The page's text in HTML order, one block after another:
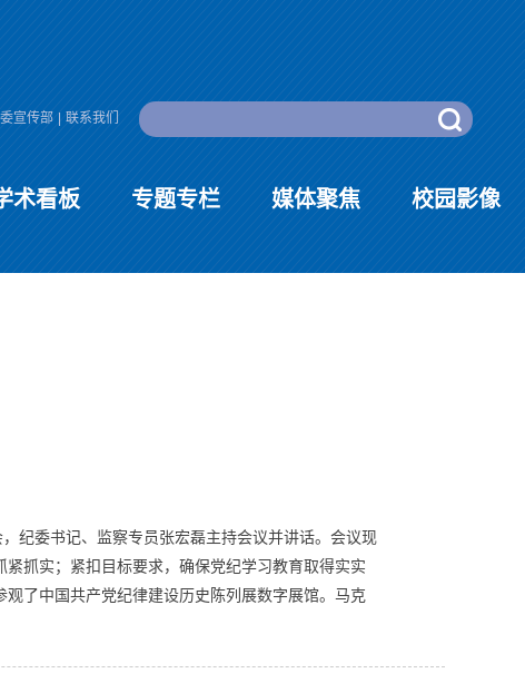
宣传部 联系我们
术看板 专题专栏 媒体聚焦 校园影像
纪委书记、监察专员张宏磊主持会议并讲话。会议现
抓实；紧扣目标要求，确保党纪学习教育取得实实
了中国共产党纪律建设历史陈列展数字展馆。马克